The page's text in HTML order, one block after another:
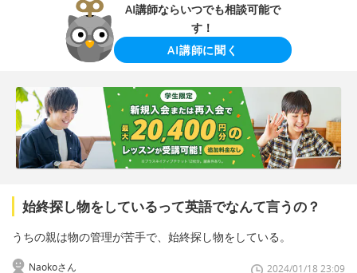
AI講師ならいつでも相談可能で
す！
AI講師に聞く
始終探し物をしているって英語でなんて言うの？
うちの親は物の管理が苦手で、始終探し物をしている。
Naokoさん 2024/01/18 23:09